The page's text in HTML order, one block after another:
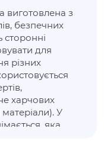
виготовлена з
безпечних
для
різних
харчових
матеріали). У
яка
відкриття.